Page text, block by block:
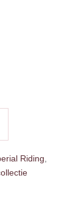
Riding,